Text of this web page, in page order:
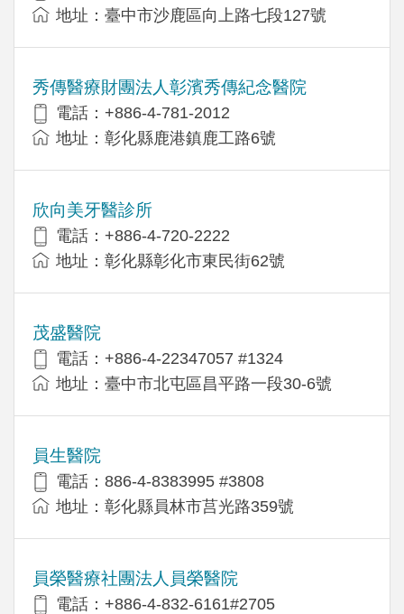
地址：臺中市沙鹿區向上路七段127號
秀傳醫療財團法人彰濱秀傳紀念醫院
電話：+886-4-781-2012
地址：彰化縣鹿港鎮鹿工路6號
欣向美牙醫診所
電話：+886-4-720-2222
地址：彰化縣彰化市東民街62號
茂盛醫院
電話：+886-4-22347057 #1324
地址：臺中市北屯區昌平路一段30-6號
員生醫院
電話：886-4-8383995 #3808
地址：彰化縣員林市莒光路359號
員榮醫療社團法人員榮醫院
電話：+886-4-832-6161#2705